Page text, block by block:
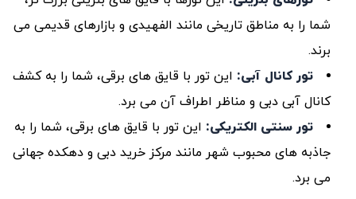
شما را به مناطق تاریخی مانند الفهیدی و بازارهای قدیمی می‌
برند.
تور کانال آبی: این تور با قایق‌ های برقی، شما را به کشف
کانال آبی دبی و مناظر اطراف آن می‌ برد.
تور سنتی الکتریکی: این تور با قایق‌ های برقی، شما را به
جاذبه‌ های محبوب شهر مانند مرکز خرید دبی و دهکده جهانی
می‌ برد.